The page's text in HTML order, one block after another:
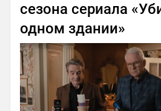
сезона сериала
одном здании»